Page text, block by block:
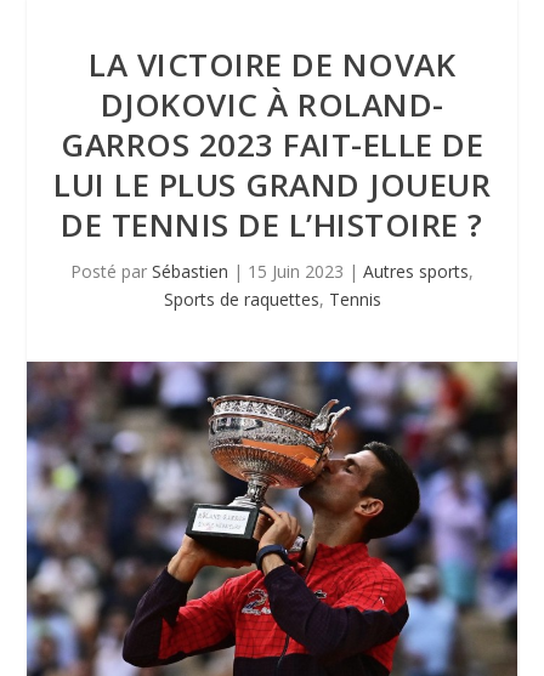
LA VICTOIRE DE NOVAK
DJOKOVIC À ROLAND-
GARROS 2023 FAIT-ELLE DE
LUI LE PLUS GRAND JOUEUR
DE TENNIS DE L’HISTOIRE ?
Posté par Sébastien | 15 Juin 2023 | Autres sports,
Sports de raquettes, Tennis